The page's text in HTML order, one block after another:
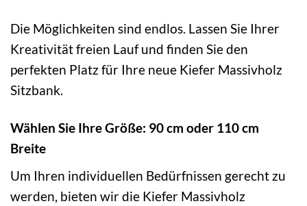
Die Möglichkeiten sind endlos. Lassen Sie Ihrer
Kreativität freien Lauf und finden Sie den
perfekten Platz für Ihre neue Kiefer Massivholz
Sitzbank.
Wählen Sie Ihre Größe: 90 cm oder 110 cm
Breite
Um Ihren individuellen Bedürfnissen gerecht zu
werden, bieten wir die Kiefer Massivholz